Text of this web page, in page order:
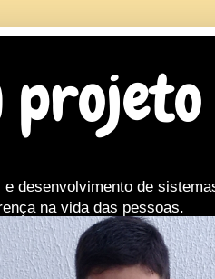
desenvolvimento de
na vida das pessoas.